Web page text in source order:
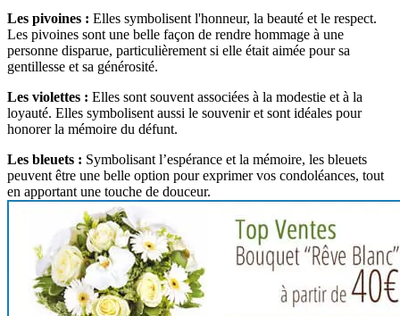
Les pivoines : Elles symbolisent l'honneur, la beauté et le respect.
Les pivoines sont une belle façon de rendre hommage à une
personne disparue, particulièrement si elle était aimée pour sa
gentillesse et sa générosité.
Les violettes : Elles sont souvent associées à la modestie et à la
loyauté. Elles symbolisent aussi le souvenir et sont idéales pour
honorer la mémoire du défunt.
Les bleuets : Symbolisant l’espérance et la mémoire, les bleuets
peuvent être une belle option pour exprimer vos condoléances, tout
en apportant une touche de douceur.